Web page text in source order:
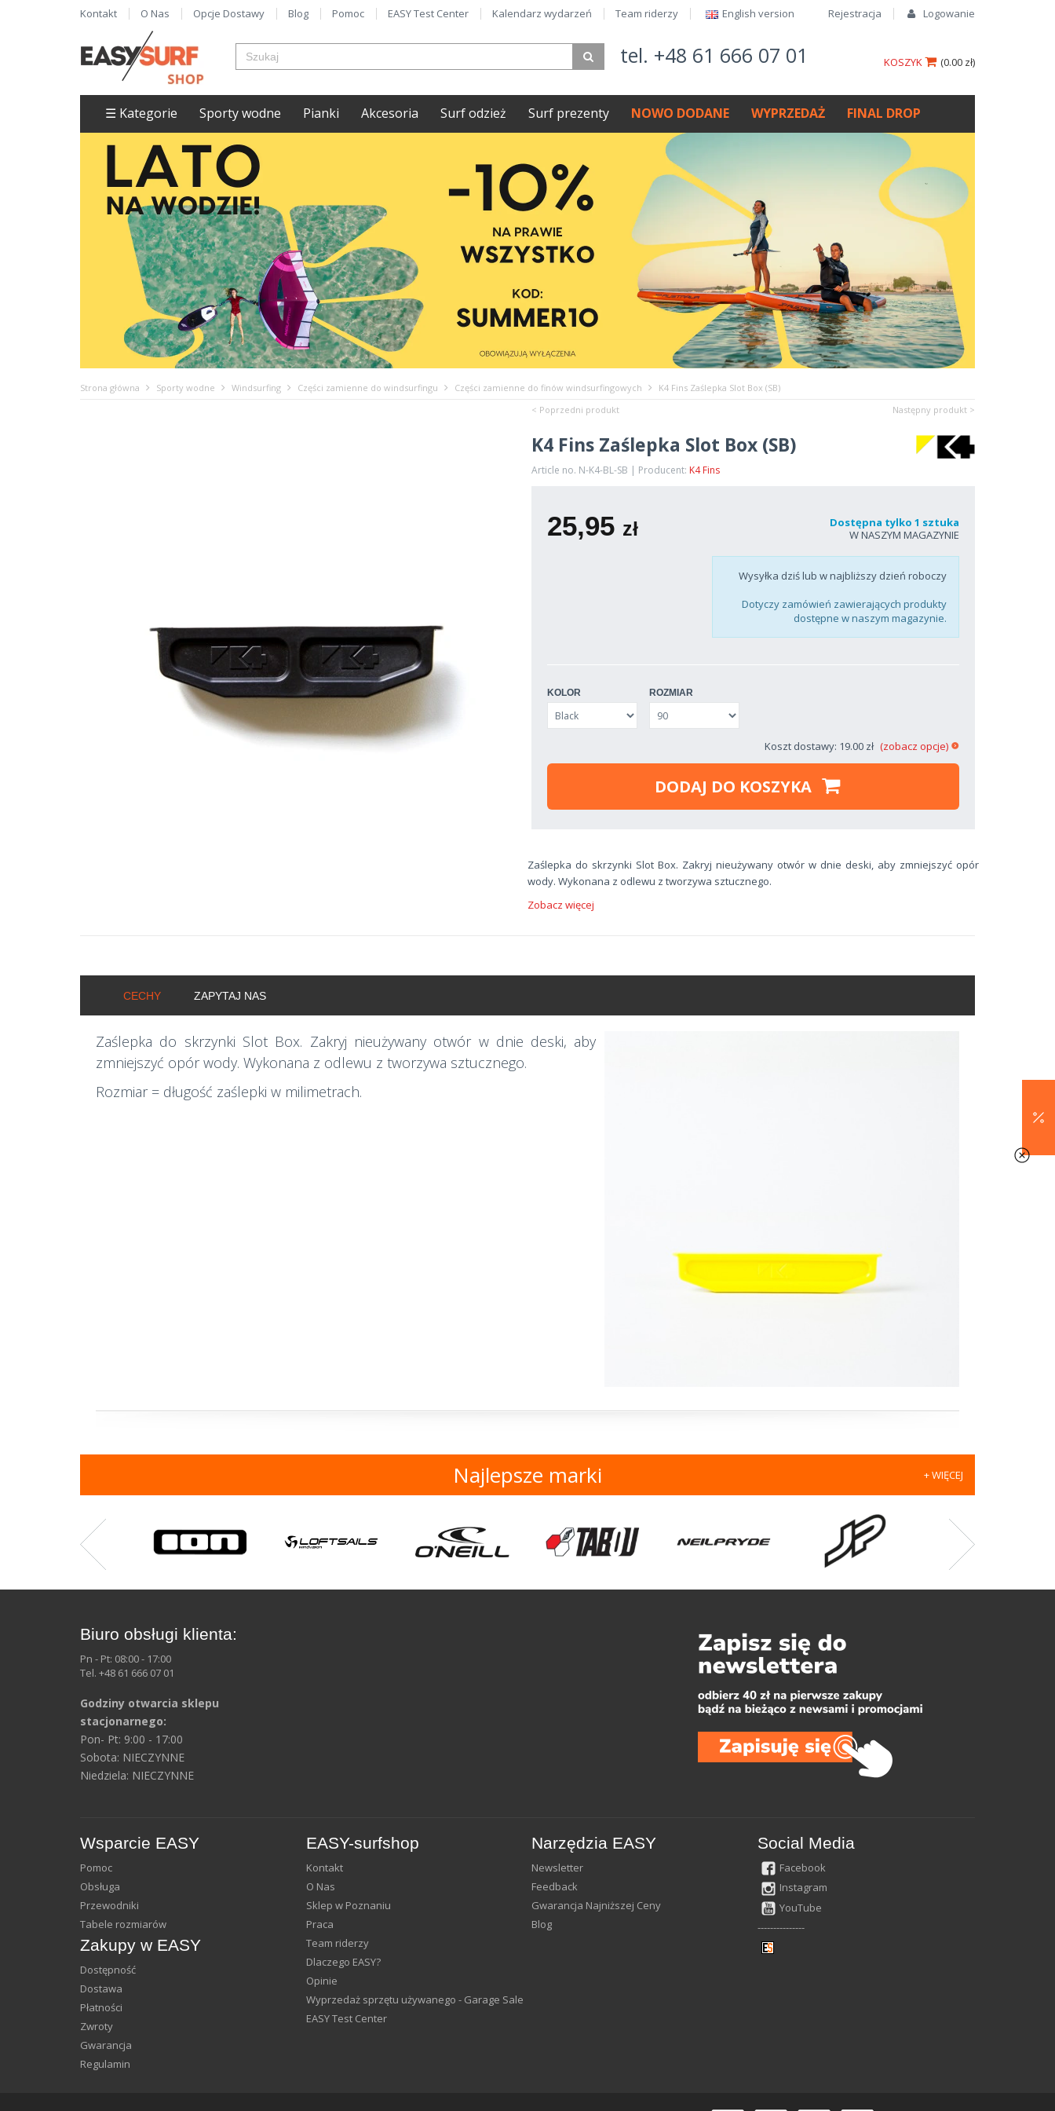
Rejestracja Logowanie
Kontakt O Nas Opcje Dostawy Blog Pomoc EASY Test Center Kalendarz wydarzeń Team riderzy English version​
tel. +48 61 666 07 01 (0.00 zł)
KOSZYK
☰ Kategorie Sporty wodne Pianki Akcesoria Surf odzież Surf prezenty NOWO DODANE WYPRZEDAŻ FINAL DROP
Strona główna Sporty wodne Windsurfing Części zamienne do windsurfingu Części zamienne do finów windsurfingowych
K4 Fins Zaślepka Slot Box (SB)
< Poprzedni produkt
Następny produkt >
K4 Fins Zaślepka Slot Box (SB)
Article no. N-K4-BL-SB | Producent: K4 Fins
25,95 zł
Dostępna tylko 1 sztuka
W NASZYM MAGAZYNIE
Wysyłka dziś lub w najbliższy dzień roboczy
Dotyczy zamówień zawierających produkty
dostępne w naszym magazynie.
KOLOR ROZMIAR
Koszt dostawy: 19.00 zł (zobacz opcje)
DODAJ DO KOSZYKA
Zaślepka do skrzynki Slot Box. Zakryj nieużywany otwór w dnie deski, aby zmniejszyć opór
wody. Wykonana z odlewu z tworzywa sztucznego.
Zobacz więcej
CECHY ZAPYTAJ NAS
Zaślepka do skrzynki Slot Box. Zakryj nieużywany otwór w dnie deski, aby
zmniejszyć opór wody. Wykonana z odlewu z tworzywa sztucznego.
Rozmiar = długość zaślepki w milimetrach.
Najlepsze marki + WIĘCEJ
Biuro obsługi klienta:
Pn - Pt: 08:00 - 17:00
Tel. +48 61 666 07 01
Godziny otwarcia sklepu
stacjonarnego:
Pon- Pt: 9:00 - 17:00
Sobota: NIECZYNNE
Niedziela: NIECZYNNE
Wsparcie EASY
Pomoc
Obsługa
Przewodniki
Tabele rozmiarów
Zakupy w EASY
Dostępność
Dostawa
Płatności
Zwroty
Gwarancja
Regulamin
EASY-surfshop
Kontakt
O Nas
Sklep w Poznaniu
Praca
Team riderzy
Dlaczego EASY?
Opinie
Wyprzedaż sprzętu używanego - Garage Sale
EASY Test Center
Narzędzia EASY
Newsletter
Feedback
Gwarancja Najniższej Ceny
Blog
Social Media
Facebook
Instagram
YouTube
---------------